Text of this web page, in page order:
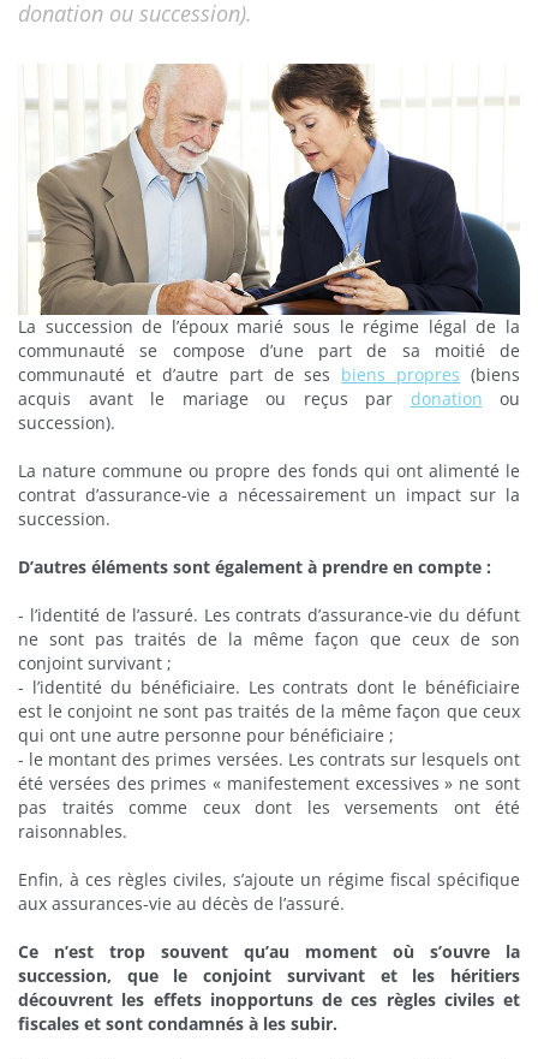
donation ou succession).
La succession de l’époux marié sous le régime légal de la
communauté se compose d’une part de sa moitié de
communauté et d’autre part de ses biens propres (biens
acquis avant le mariage ou reçus par donation ou
succession).
La nature commune ou propre des fonds qui ont alimenté le
contrat d’assurance-vie a nécessairement un impact sur la
succession.
D’autres éléments sont également à prendre en compte :
- l’identité de l’assuré. Les contrats d’assurance-vie du défunt
ne sont pas traités de la même façon que ceux de son
conjoint survivant ;
- l’identité du bénéficiaire. Les contrats dont le bénéficiaire
est le conjoint ne sont pas traités de la même façon que ceux
qui ont une autre personne pour bénéficiaire ;
- le montant des primes versées. Les contrats sur lesquels ont
été versées des primes « manifestement excessives » ne sont
pas traités comme ceux dont les versements ont été
raisonnables.
Enfin, à ces règles civiles, s’ajoute un régime fiscal spécifique
aux assurances-vie au décès de l’assuré.
Ce n’est trop souvent qu’au moment où s’ouvre la
succession, que le conjoint survivant et les héritiers
découvrent les effets inopportuns de ces règles civiles et
fiscales et sont condamnés à les subir.